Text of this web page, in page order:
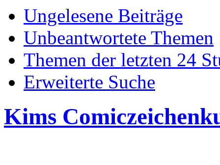
Ungelesene Beiträge
Unbeantwortete Themen
Themen der letzten 24
Erweiterte Suche
Kims